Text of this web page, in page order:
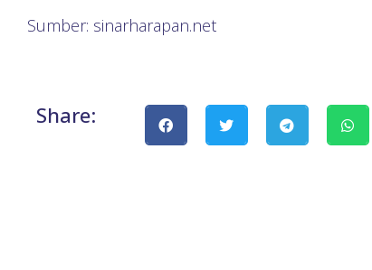
Sumber: sinarharapan.net
Share: